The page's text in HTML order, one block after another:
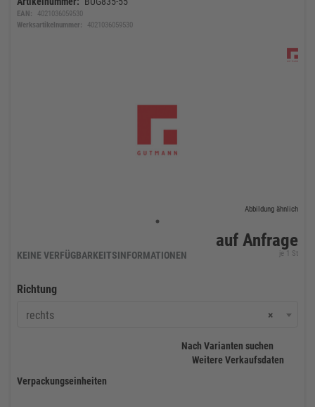
EAN:
4021036059530
Werksartikelnummer:
4021036059530
Abbildung ähnlich
auf Anfrage
KEINE VERFÜGBARKEITSINFORMATIONEN je 1 St
Richtung
×
rechts
Nach Varianten suchen
Weitere Verkaufsdaten
Verpackungseinheiten